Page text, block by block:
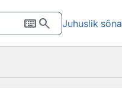
keyboardsearch Juhuslik sõna